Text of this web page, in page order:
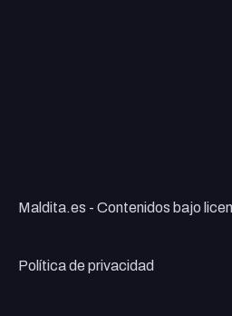
Maldita.es - Contenidos bajo
Política de privacidad